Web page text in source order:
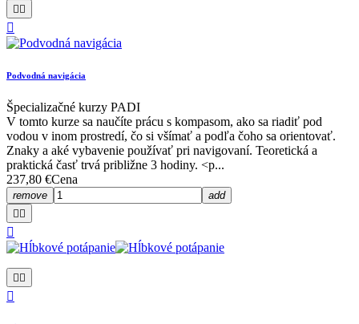
 

Podvodná navigácia
Špecializačné kurzy PADI
V tomto kurze sa naučíte prácu s kompasom, ako sa riadiť pod
vodou v inom prostredí, čo si všímať a podľa čoho sa orientovať.
Znaky a aké vybavenie používať pri navigovaní. Teoretická a
praktická časť trvá približne 3 hodiny. <p...
237,80 €Cena
remove
add
 

 
